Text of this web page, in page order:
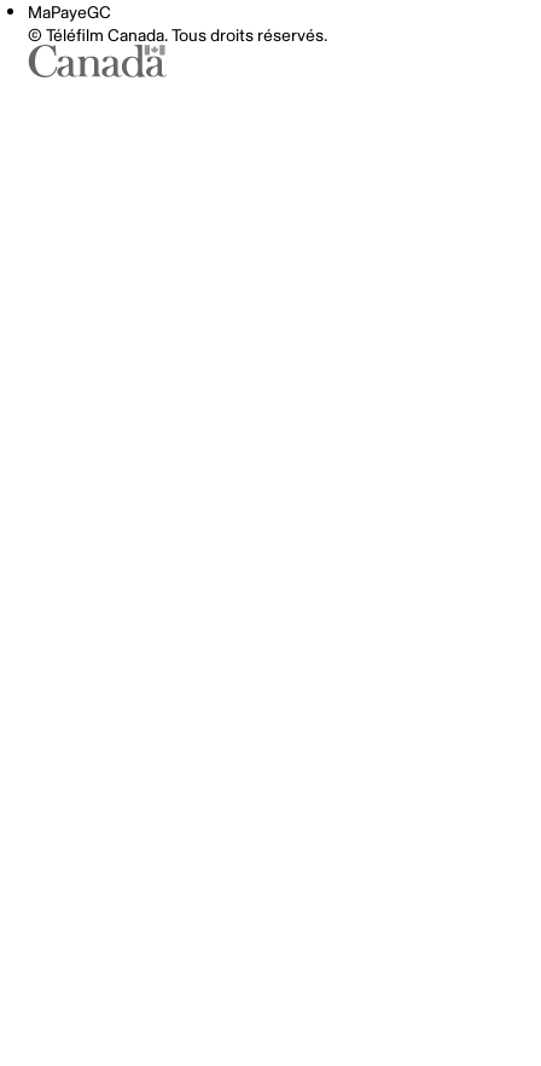
MaPayeGC
© Téléfilm Canada. Tous droits réservés.